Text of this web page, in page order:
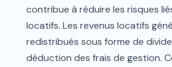
contribue à réduire les risques
locatifs. Les revenus locatifs
redistribués sous forme de
déduction des frais de gestion.